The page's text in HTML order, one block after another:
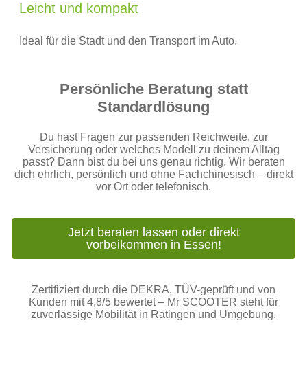
Leicht und kompakt
Ideal für die Stadt und den Transport im Auto.
Persönliche Beratung statt
Standardlösung
Du hast Fragen zur passenden Reichweite, zur
Versicherung oder welches Modell zu deinem Alltag
passt? Dann bist du bei uns genau richtig. Wir beraten
dich ehrlich, persönlich und ohne Fachchinesisch – direkt
vor Ort oder telefonisch.
Jetzt beraten lassen oder direkt
vorbeikommen in Essen!
Zertifiziert durch die DEKRA, TÜV-geprüft und von
Kunden mit 4,8/5 bewertet – Mr SCOOTER steht für
zuverlässige Mobilität in Ratingen und Umgebung.